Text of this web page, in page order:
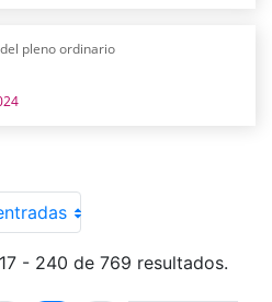
pleno ordinario
- 240 de 769 resultados.